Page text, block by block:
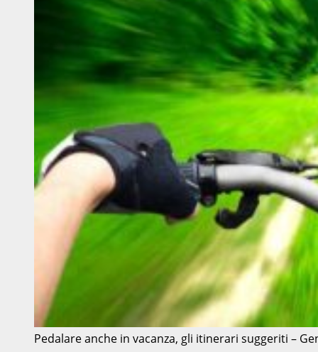
Pedalare anche in vacanza, gli itinerari suggeriti –